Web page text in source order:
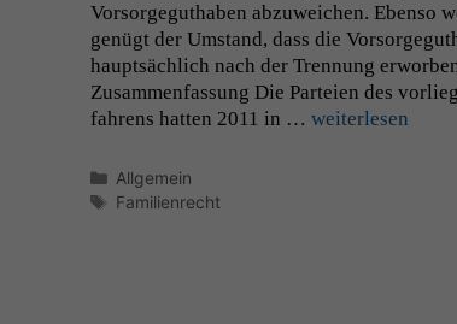
Vor­sorgeguthaben abzuwe­ichen. Eben­so
genügt der Umstand, dass die
haupt­säch­lich nach der Tren­nung
Zusam­men­fas­sung Die Parteien des
fahrens hat­ten 2011 in … weit­er­lesen
Kategorien
Allgemein
Schlagwörter
Familienrecht